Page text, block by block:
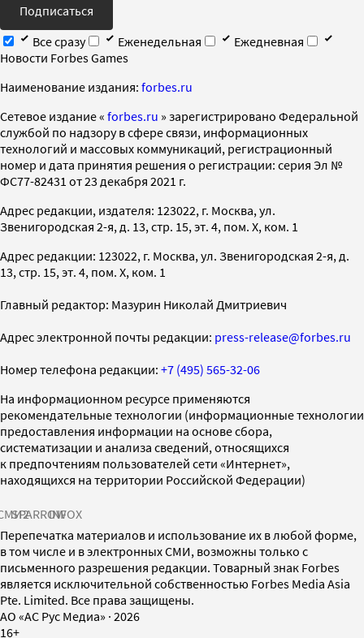
Подписаться
Все сразу
Еженедельная
Ежедневная
Новости Forbes Games
Наименование издания: forbes.ru
Cетевое издание « forbes.ru » зарегистрировано Федеральной
службой по надзору в сфере связи, информационных
технологий и массовых коммуникаций, регистрационный
номер и дата принятия решения о регистрации: серия Эл №
ФС77-82431 от 23 декабря 2021 г.
Адрес редакции, издателя: 123022, г. Москва, ул.
Звенигородская 2-я, д. 13, стр. 15, эт. 4, пом. X, ком. 1
Адрес редакции: 123022, г. Москва, ул. Звенигородская 2-я, д.
13, стр. 15, эт. 4, пом. X, ком. 1
Главный редактор: Мазурин Николай Дмитриевич
Адрес электронной почты редакции: press-release@forbes.ru
Номер телефона редакции: +7 (495) 565-32-06
На информационном ресурсе применяются
рекомендательные технологии (информационные технологии
предоставления информации на основе сбора,
систематизации и анализа сведений, относящихся
к предпочтениям пользователей сети «Интернет»,
находящихся на территории Российской Федерации)
SPARROWINFOX
Перепечатка материалов и использование их в любой форме,
в том числе и в электронных СМИ, возможны только с
письменного разрешения редакции. Товарный знак Forbes
является исключительной собственностью Forbes Media Asia
Pte. Limited. Все права защищены.
AO «АС Рус Медиа» · 2026
16+